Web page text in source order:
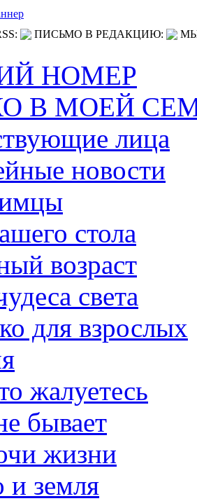
ПИСЬМО В РЕДАКЦИЮ:
НОМЕР
В МОЕЙ
лица
новости
стола
возраст
света
для взрослых
жалуетесь
бывает
жизни
и земля